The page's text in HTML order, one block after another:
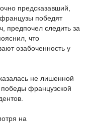
предсказавший,
победят
предпочел следить за
что
озабоченность у
не лишенной
французской
на